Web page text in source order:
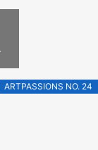
ARTPASSIONS NO. 24